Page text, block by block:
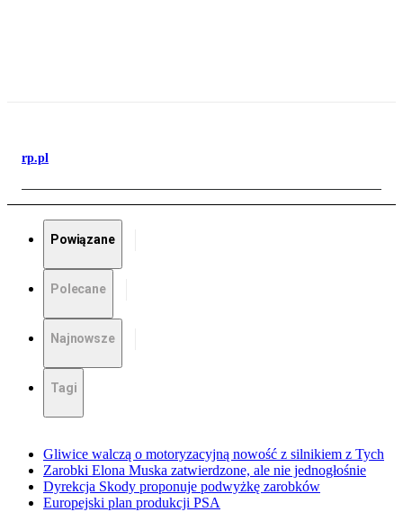
rp.pl
Powiązane
Polecane
Najnowsze
Tagi
Gliwice walczą o motoryzacyjną nowość z silnikiem z Tych
Zarobki Elona Muska zatwierdzone, ale nie jednogłośnie
Dyrekcja Skody proponuje podwyżkę zarobków
Europejski plan produkcji PSA